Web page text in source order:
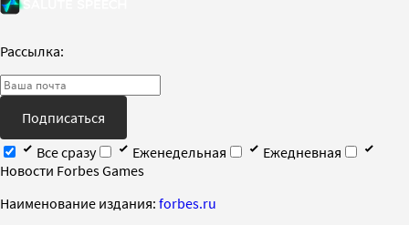
Рассылка:
Подписаться
Все сразу
Еженедельная
Ежедневная
Новости Forbes Games
Наименование издания: forbes.ru